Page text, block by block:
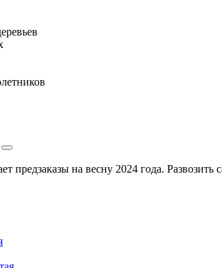
предзаказы на весну 2024 года.